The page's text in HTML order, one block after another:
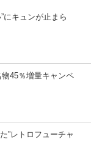
にキュンが止まら
45％増量キャンペ
”レトロフューチャ